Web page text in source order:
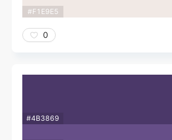
#F1E9E5
0
#4B3869